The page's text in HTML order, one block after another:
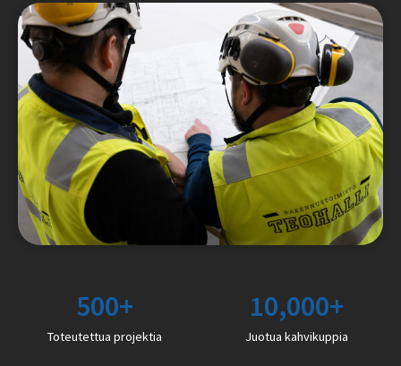
500+
Toteutettua projektia
10,000+
Juotua kahvikuppia